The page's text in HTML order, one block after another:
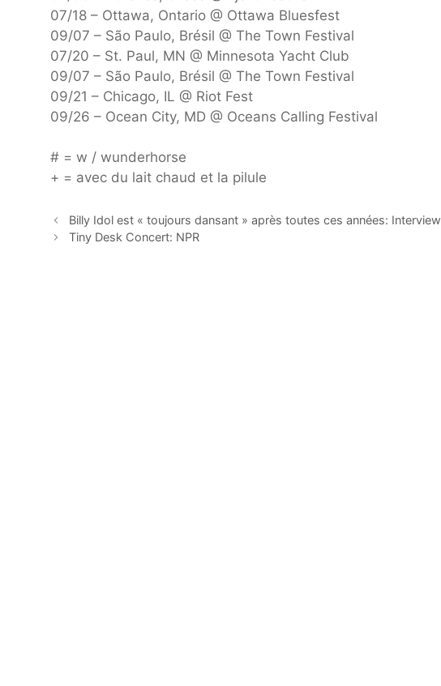
07/18 – Ottawa, Ontario @ Ottawa Bluesfest
09/07 – São Paulo, Brésil @ The Town Festival
07/20 – St. Paul, MN @ Minnesota Yacht Club
09/07 – São Paulo, Brésil @ The Town Festival
09/21 – Chicago, IL @ Riot Fest
09/26 – Ocean City, MD @ Oceans Calling Festival
# = w / wunderhorse
+ = avec du lait chaud et la pilule
Billy Idol est « toujours dansant » après toutes ces années: Interview
Tiny Desk Concert: NPR